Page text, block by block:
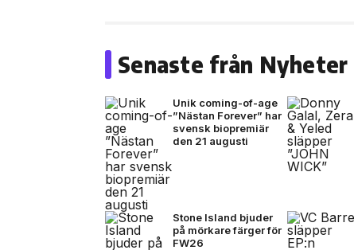
Senaste från Nyheter
Unik coming-of-age
”Nästan Forever” har
svensk biopremiär
den 21 augusti
Stone Island bjuder
på mörkare färger för
FW26